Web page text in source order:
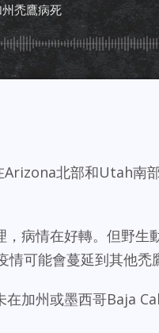
禿鷹病死
北部和Utah南
，病情在好轉。但野
可能會蔓延到其他禿
在加州或墨西哥Baja